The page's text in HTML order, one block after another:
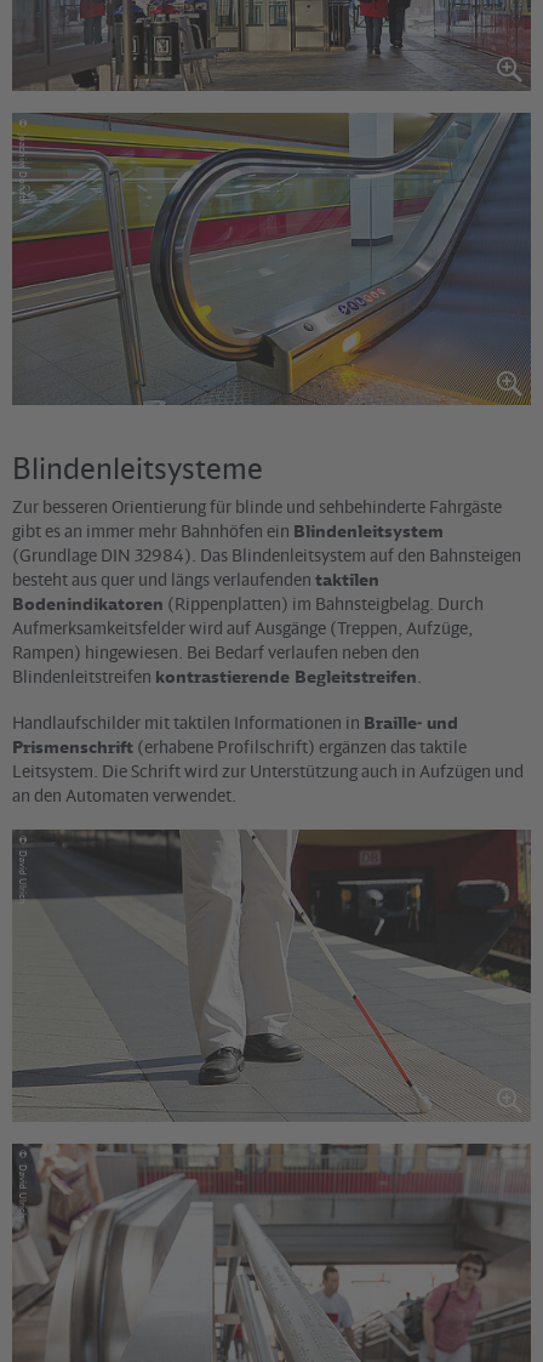
©
Joachim Donath
Blindenleitsysteme
Zur besseren Orientierung für blinde und sehbehinderte Fahrgäste
gibt es an immer mehr Bahnhöfen ein Blindenleitsystem
(Grundlage DIN 32984). Das Blindenleitsystem auf den Bahnsteigen
besteht aus quer und längs verlaufenden taktilen
Bodenindikatoren (Rippenplatten) im Bahnsteigbelag. Durch
Aufmerksamkeitsfelder wird auf Ausgänge (Treppen, Aufzüge,
Rampen) hingewiesen. Bei Bedarf verlaufen neben den
Blindenleitstreifen kontrastierende Begleitstreifen
Handlaufschilder mit taktilen Informationen in Braille- und
Prismenschrift (erhabene Profilschrift) ergänzen das taktile
Leitsystem. Die Schrift wird zur Unterstützung auch in Aufzügen und
an den Automaten verwendet.
©
David Ulrich
©
David Ulrich